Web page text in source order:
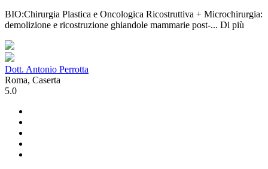
BIO:Chirurgia Plastica e Oncologica Ricostruttiva + Microchirurgia:
demolizione e ricostruzione ghiandole mammarie post-... Di più
Dott. Antonio Perrotta
Roma, Caserta
5.0